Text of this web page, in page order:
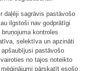
daļēji sagrāvis pastāvošo
ilgstoši nav godprātīgi
kontroles
selektīva un apzināti
pastāvošo
no tajos noteikto
pārskatīt esošo